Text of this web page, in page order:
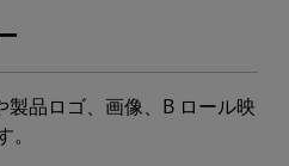
品ロゴ、画像、B ロール映